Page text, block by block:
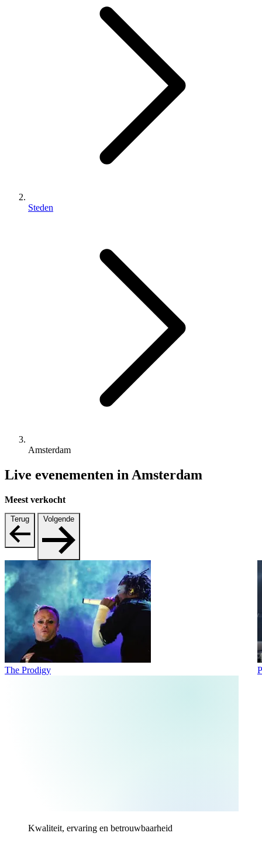
Steden
Amsterdam
Live evenementen in Amsterdam
Meest verkocht
Terug Volgende
The Prodigy
Kwaliteit, ervaring en betrouwbaarheid